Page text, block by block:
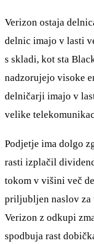
Verizon ostaja
delnic imajo v lasti
s skladi, kot sta
nadzorujejo visoke
delničarji imajo v
velike
Podjetje ima dolgo
rasti izplačil
tokom v višini več
priljubljen naslov za
Verizon z odkupi
spodbuja rast